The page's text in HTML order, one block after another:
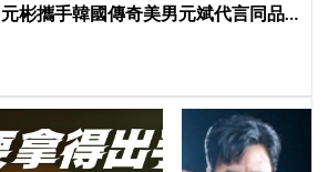
元彬攜手韓國傳奇美男元斌代言同品